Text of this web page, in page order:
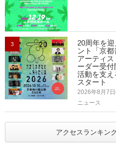
3
20周年を
ント「京
アーティ
ーダー受
活動を支え
スタート
2026年8月7
ニュース
アクセスランキン